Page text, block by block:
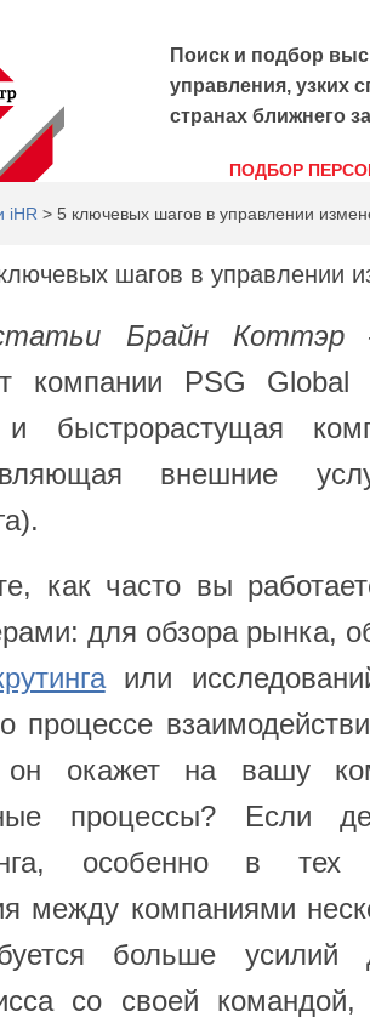
Поиск и подбор
управления, узких
странах ближнего
ПОДБОР
iHR > 5 ключевых шагов в управлении
шагов в управлении
Брайн
компании PSG Global
быстрорастущая
внешние
как часто вы
для обзора рынка,
или
процессе
он окажет на вашу
процессы? Если
особенно в тех
между компаниями
больше усилий
со своей